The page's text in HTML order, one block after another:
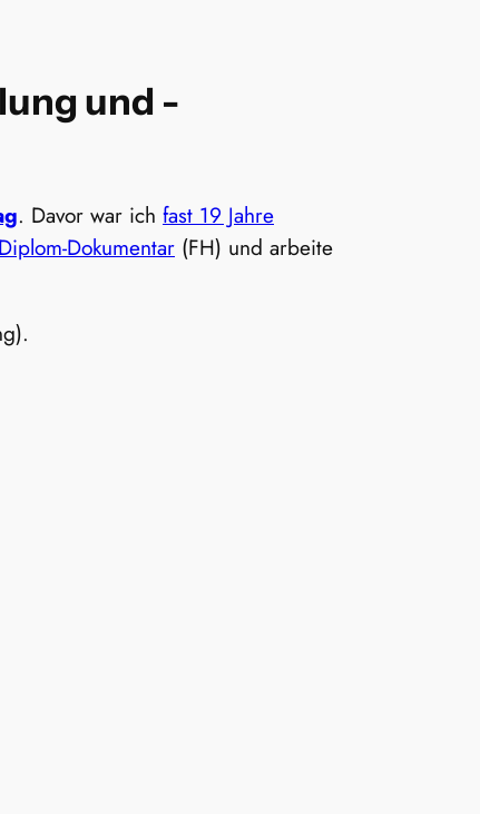
und -
. Davor war ich fast 19 Jahre
Diplom-Dokumentar (FH) und arbeite